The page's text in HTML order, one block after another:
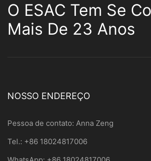
O ESAC Tem Se
Mais De 23 Anos
NOSSO ENDEREÇO
Pessoa de contato: Anna Zeng
Tel.: +86 18024817006